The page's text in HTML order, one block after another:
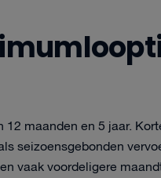
12 maanden en 5 jaar.
seizoensgebonden
vaak voordeligere